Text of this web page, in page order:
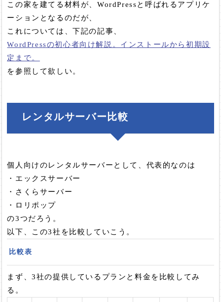
この家を建てる材料が、WordPressと呼ばれるアプリケ
ーションとなるのだが、
これについては、下記の記事、
WordPressの初心者向け解説。インストールから初期設
定まで。
を参照して欲しい。
レンタルサーバー比較
個人向けのレンタルサーバーとして、代表的なのは
・エックスサーバー
・さくらサーバー
・ロリポップ
の3つだろう。
以下、この3社を比較していこう。
比較表
まず、3社の提供しているプランと料金を比較してみ
る。